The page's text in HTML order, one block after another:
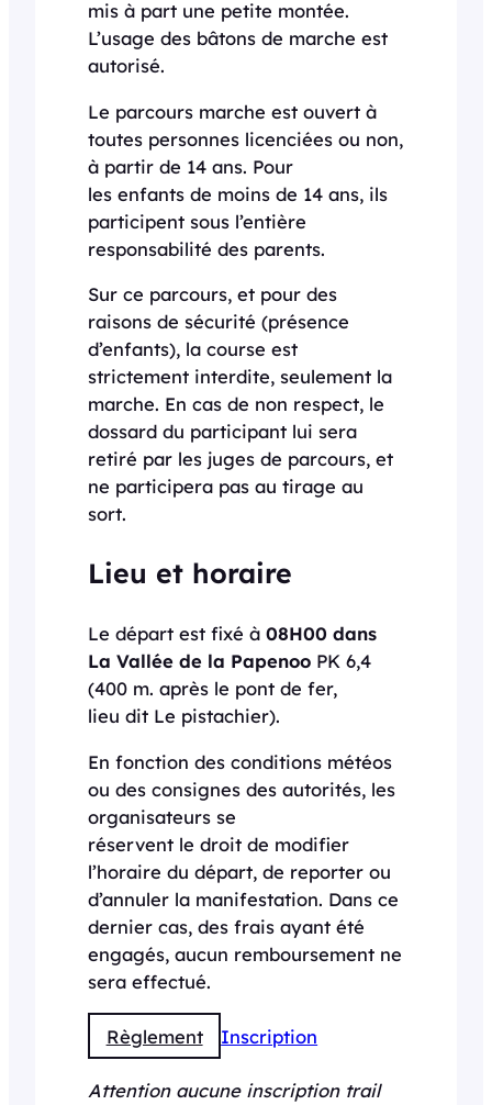
mis à part une petite montée.
L’usage des bâtons de marche est
autorisé.
Le parcours marche est ouvert à
toutes personnes licenciées ou non,
à partir de 14 ans. Pour
les enfants de moins de 14 ans, ils
participent sous l’entière
responsabilité des parents.
Sur ce parcours, et pour des
raisons de sécurité (présence
d’enfants), la course est
strictement interdite, seulement la
marche. En cas de non respect, le
dossard du participant lui sera
retiré par les juges de parcours, et
ne participera pas au tirage au
sort.
Lieu et horaire
Le départ est fixé à 08H00 dans
La Vallée de la Papenoo PK 6,4
(400 m. après le pont de fer,
lieu dit Le pistachier).
En fonction des conditions météos
ou des consignes des autorités, les
organisateurs se
réservent le droit de modifier
l’horaire du départ, de reporter ou
d’annuler la manifestation. Dans ce
dernier cas, des frais ayant été
engagés, aucun remboursement ne
sera effectué.
Règlement Inscription
Attention aucune inscription trail